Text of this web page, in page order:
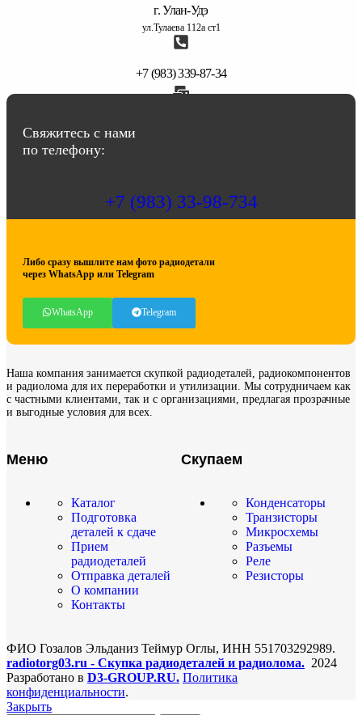
г. Улан-Удэ
ул.Тулаева 112а ст1
+7 (983) 339-87-34
Свяжитесь с нами
по телефону:
+7 (983) 33-98-734
Либо сразу вышлите нам фото радиодетали
через WhatsApp или Telegram
WhatsApp Telegram
Наша компания занимается скупкой радиодеталей, радиокомпонентов
и радиолома для их переработки и утилизации. Мы сотрудничаем как
с частными клиентами, так и с организациями, предлагая прозрачные
и выгодные условия для всех.
Меню
Каталог
Подготовка
деталей к сдаче
Прием
радиодеталей
Отправка деталей
О компании
Контакты
Скупаем
Конденсаторы
Транзисторы
Микросхемы
Разъемы
Реле
Резисторы
ФИО Гозалов Эльданиз Теймур Оглы, ИНН 551703292989.
radiotorg03.ru - Скупка радиодеталей и радиолома. 2024
Разработано в D3-GROUP.RU. Политика
конфиденциальности.
Закрыть